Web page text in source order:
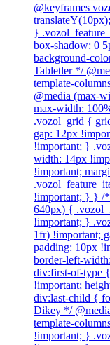
@keyframes
}
box-shadow: 0
background-
Tabletler */
template-
@media (max-
max-width:
.vozol_grid {
gap: 12px
!important; }
width: 14px
!important;
!important; } } /
640px) {
!important; }
1fr) !important;
padding: 10px
border-left-
div:first-of-type
!important;
div:last-child {
Dikey */
template-
!important; }